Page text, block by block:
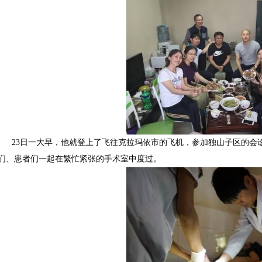
23日一大早，他就登上了飞往克拉玛依市的飞机，参加独山子区的
、患者们一起在繁忙紧张的手术室中度过。